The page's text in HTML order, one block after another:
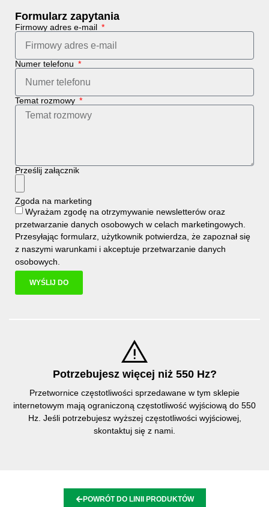
Formularz zapytania
Firmowy adres e-mail
Numer telefonu
Temat rozmowy
Prześlij załącznik
Zgoda na marketing
Wyrażam zgodę na otrzymywanie newsletterów oraz
przetwarzanie danych osobowych w celach marketingowych.
Przesyłając formularz, użytkownik potwierdza, że zapoznał się
z naszymi warunkami i akceptuje przetwarzanie danych
osobowych
WYŚLIJ DO
Potrzebujesz więcej niż 550 Hz?
Przetwornice częstotliwości sprzedawane w tym sklepie
internetowym mają ograniczoną częstotliwość wyjściową do 550
Hz. Jeśli potrzebujesz wyższej częstotliwości wyjściowej,
skontaktuj się z nami.
POWRÓT DO LINII PRODUKTÓW